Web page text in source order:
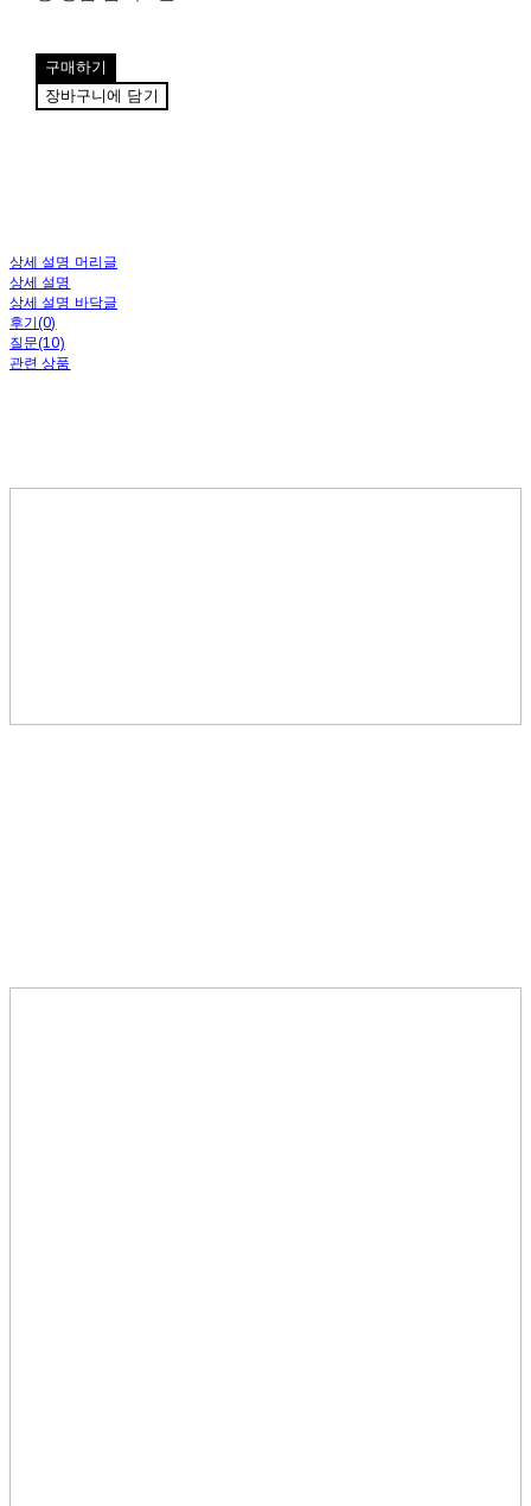
구매하기
장바구니에 담기
상세 설명 머리글
상세 설명
상세 설명 바닥글
후기(0)
질문(10)
관련 상품